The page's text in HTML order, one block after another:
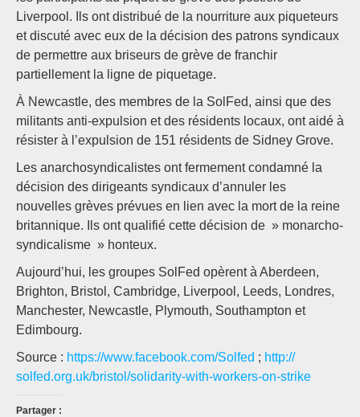
Liverpool. Ils ont distribué de la nourriture aux piqueteurs
et discuté avec eux de la décision des patrons syndicaux
de permettre aux briseurs de grève de franchir
partiellement la ligne de piquetage.
À Newcastle, des membres de la SolFed, ainsi que des
militants anti-expulsion et des résidents locaux, ont aidé à
résister à l’expulsion de 151 résidents de Sidney Grove.
Les anarchosyndicalistes ont fermement condamné la
décision des dirigeants syndicaux d’annuler les
nouvelles grèves prévues en lien avec la mort de la reine
britannique. Ils ont qualifié cette décision de » monarcho-
syndicalisme » honteux.
Aujourd’hui, les groupes SolFed opèrent à Aberdeen,
Brighton, Bristol, Cambridge, Liverpool, Leeds, Londres,
Manchester, Newcastle, Plymouth, Southampton et
Edimbourg.
Source : https://www.facebook.com/Solfed ; http://
solfed.org.uk/bristol/solidarity-with-workers-on-strike
Partager :